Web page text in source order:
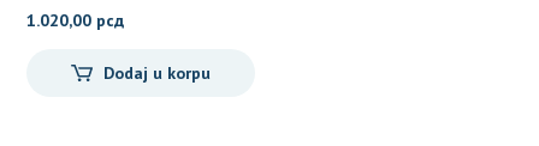
1.020,00 рсд
Dodaj u korpu